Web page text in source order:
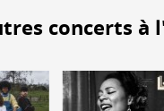
concerts à